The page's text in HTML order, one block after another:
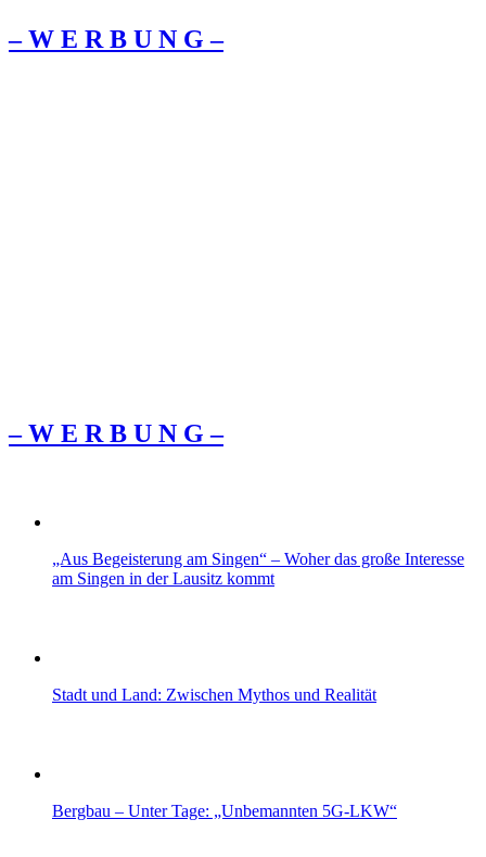
– W Ε R Β U Ν G –
– W Ε R Β U Ν G –
„Aus Begeisterung am Singen“ – Woher das große Interesse
am Singen in der Lausitz kommt
Stadt und Land: Zwischen Mythos und Realität
Bergbau – Unter Tage: „Unbemannten 5G-LKW“